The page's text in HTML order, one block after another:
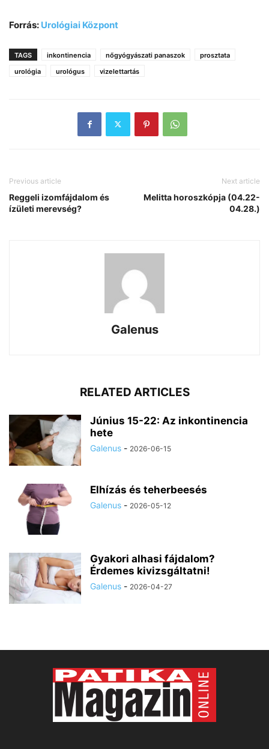
Forrás: Urológiai Központ
TAGS inkontinencia nőgyógyászati panaszok
prosztata
urológia
urológus vizelettartás
Previous article
Reggeli izomfájdalom és
ízületi merevség?
Next article
Melitta horoszkópja (04.22-
04.28.)
Galenus
RELATED ARTICLES
Június 15-22: Az inkontinencia
hete
Galenus - 2026-06-15
Elhízás és teherbeesés
Galenus - 2026-05-12
Gyakori alhasi fájdalom?
Érdemes kivizsgáltatni!
Galenus - 2026-04-27